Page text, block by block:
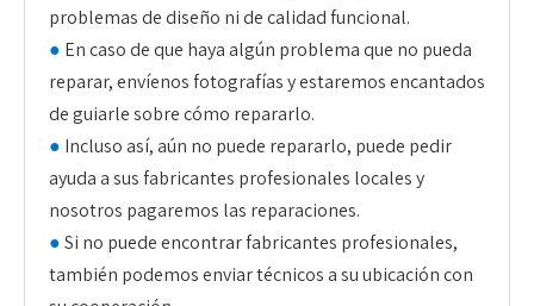
problemas de diseño ni de calidad funcional.
● En caso de que haya algún problema que no pueda
reparar, envíenos fotografías y estaremos encantados
de guiarle sobre cómo repararlo.
● Incluso así, aún no puede repararlo, puede pedir
ayuda a sus fabricantes profesionales locales y
nosotros pagaremos las reparaciones.
●Si no puede encontrar fabricantes profesionales,
también podemos enviar técnicos a su ubicación con